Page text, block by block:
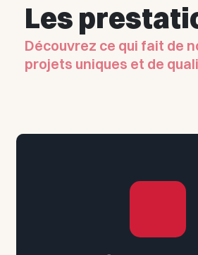
Les
Découvrez ce qui fait de
projets uniques et de